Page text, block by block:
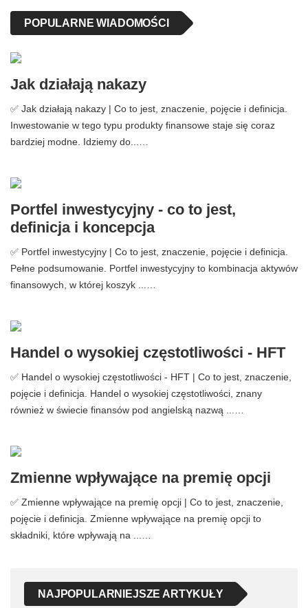
POPULARNE WIADOMOŚCI
Jak działają nakazy
✅ Jak działają nakazy | Co to jest, znaczenie, pojęcie i definicja.
Inwestowanie w tego typu produkty finansowe staje się coraz
bardziej modne. Idziemy do...…
Portfel inwestycyjny - co to jest,
definicja i koncepcja
✅ Portfel inwestycyjny | Co to jest, znaczenie, pojęcie i definicja.
Pełne podsumowanie. Portfel inwestycyjny to kombinacja aktywów
finansowych, w której koszyk ...…
Handel o wysokiej częstotliwości - HFT
✅ Handel o wysokiej częstotliwości - HFT | Co to jest, znaczenie,
pojęcie i definicja. Handel o wysokiej częstotliwości, znany
również w świecie finansów pod angielską nazwą ...…
Zmienne wpływające na premię opcji
✅ Zmienne wpływające na premię opcji | Co to jest, znaczenie,
pojęcie i definicja. Zmienne wpływające na premię opcji to
składniki, które wpływają na ...…
NAJPOPULARNIEJSZE ARTYKUŁY